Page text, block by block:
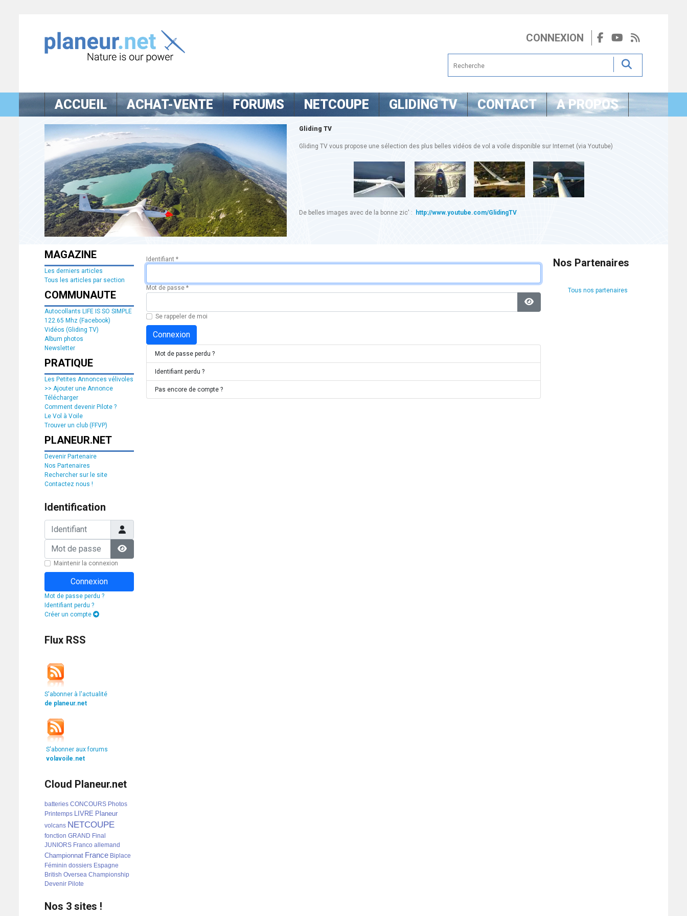
CONNEXION
ACCUEIL ACHAT-VENTE FORUMS NETCOUPE GLIDING TV CONTACT A PROPOS
Gliding TV
Gliding TV vous propose une sélection des plus belles vidéos de vol a voile disponible sur Internet (via Youtube)
De belles images avec de la bonne zic' : http://www.youtube.com/GlidingTV
MAGAZINE
Les derniers articles
Tous les articles par section
COMMUNAUTE
Autocollants LIFE IS SO SIMPLE
122.65 Mhz (Facebook)
Vidéos (Gliding TV)
Album photos
Newsletter
PRATIQUE
Les Petites Annonces vélivoles
>> Ajouter une Annonce
Télécharger
Comment devenir Pilote ?
Le Vol à Voile
Trouver un club (FFVP)
PLANEUR.NET
Devenir Partenaire
Nos Partenaires
Rechercher sur le site
Contactez nous !
Identification
Identifiant
Mot de passe
Afficher le mot de passe
Maintenir la connexion
Connexion
Mot de passe perdu ?
Identifiant perdu ?
Créer un compte
Flux RSS
S'abonner à l'actualité
de planeur.net
S'abonner aux forums
volavoile.net
Cloud Planeur.net
batteries CONCOURS Photos
Printemps LIVRE Planeur
volcans NETCOUPE
fonction GRAND Final
JUNIORS Franco allemand
Championnat France Biplace
Féminin dossiers Espagne
British Oversea Championship
Devenir Pilote
Nos 3 sites !
Identifiant *
Mot de passe *
Afficher le mot de passe
Se rappeler de moi
Connexion
Mot de passe perdu ?
Identifiant perdu ?
Pas encore de compte ?
Nos Partenaires
Tous nos partenaires